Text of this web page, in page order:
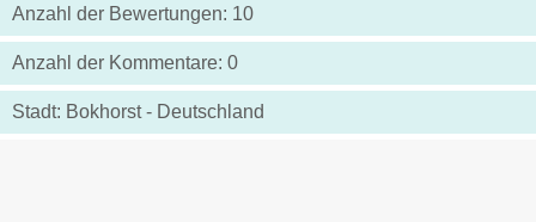
Anzahl der Bewertungen: 10
Anzahl der Kommentare: 0
Stadt: Bokhorst - Deutschland